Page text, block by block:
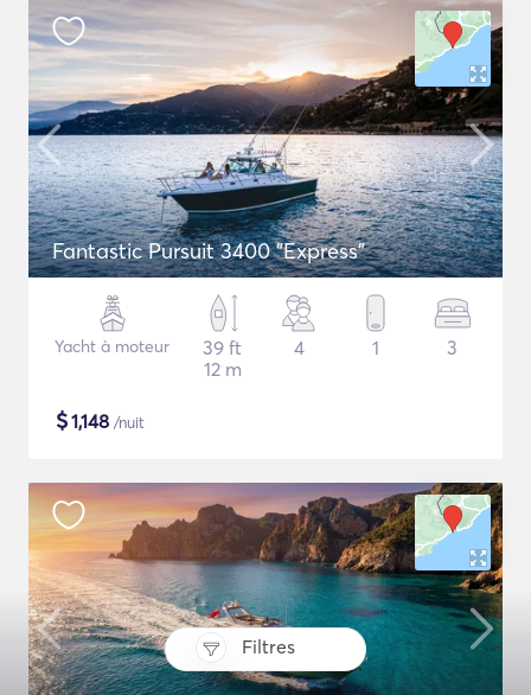
Filtres
Fantastic Pursuit 3400 "Express"
Yacht à moteur
39 ft
12 m
4 1 3
$1,148 /nuit